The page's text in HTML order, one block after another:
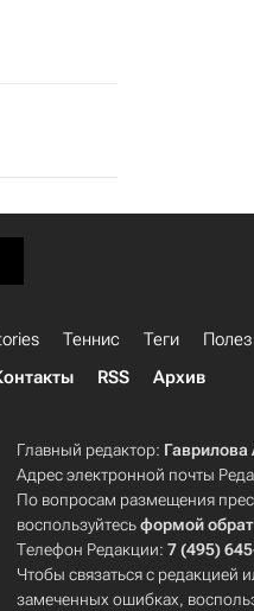
Теннис Теги
RSS Архив
Главный редактор: Гаврилова
Адрес электронной почты
По вопросам размещения
воспользуйтесьформой
Телефон Редакции:7 (495)
Чтобы связаться с редакцией
замеченных ошибках,